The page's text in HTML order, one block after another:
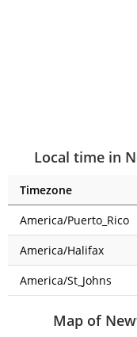
Local time in
Timezone
America/Puerto_Rico
America/Halifax
America/St_Johns
Map of